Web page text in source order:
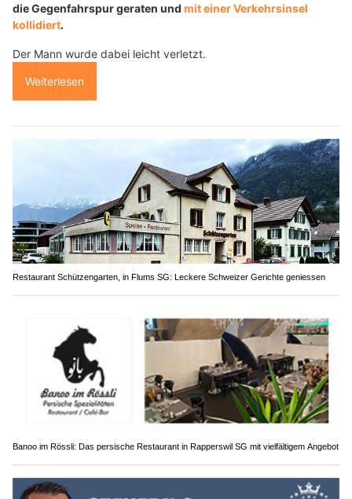
die Gegenfahrspur geraten und mit einer Verkehrsinsel
kollidiert.
Der Mann wurde dabei leicht verletzt.
Weiterlesen
Restaurant Schützengarten, in Flums SG: Leckere Schweizer Gerichte geniessen
Banoo im Rössli: Das persische Restaurant in Rapperswil SG mit vielfältigem Angebot